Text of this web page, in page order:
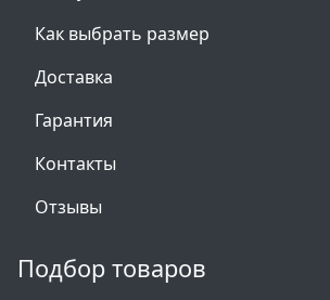
Как выбрать размер
Доставка
Гарантия
Контакты
Отзывы
Подбор товаров